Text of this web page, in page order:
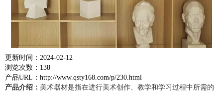
更新时间：2024-02-12
浏览次数：138
产品URL：http://www.qsty168.com/p/230.html
产品介绍： 美术器材是指在进行美术创作、教学和学习过程中所需的